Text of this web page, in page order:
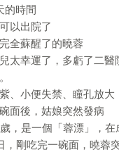
的時間
以出院了
全蘇醒了的曉蓉
兒太幸運了，多虧了二
、小便失禁、瞳孔放大
面後，姑娘突然發病
，是一個「蓉漂」，在
，剛吃完一碗面，曉蓉